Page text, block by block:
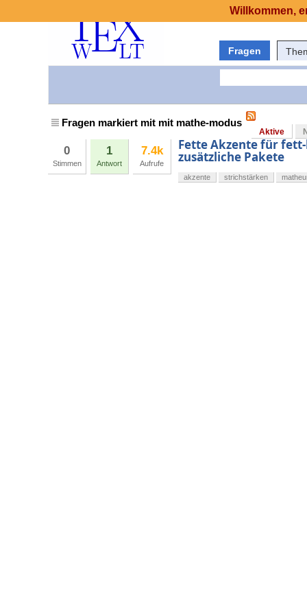
Fragen
Fragen markiert mit mit mathe-modus
Aktive
0
Stimmen
1
Antwort
7.4k
Aufrufe
Fette Akzente für
zusätzliche Pakete
akzente strichstärken
Willkommen,